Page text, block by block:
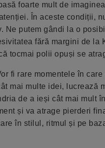
foarte mult de
În aceste condiții,
Ne putem gândi la o
fără margini de
tocmai polii opuși se
fi rare momentele în
mai multe idei, lucrează
de a ieși cât mai mult
și va atrage pierderi
în stilul, ritmul și pe